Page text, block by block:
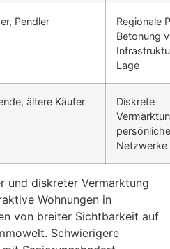
Pendler
Regionale
Betonung
Lage
ältere Käufer
Diskrete
persönliche
Netzwerke
und diskreter Vermarktung
Wohnungen in
von breiter Sichtbarkeit auf
Schwierigere